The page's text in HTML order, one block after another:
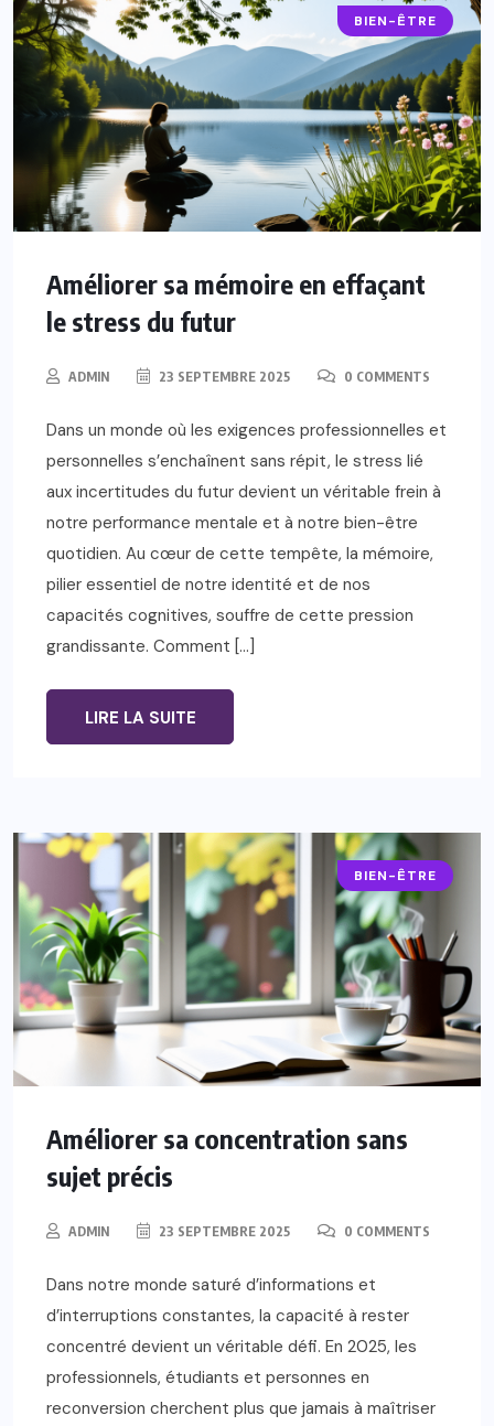
BIEN-ÊTRE
Améliorer sa mémoire en effaçant
le stress du futur
ADMIN 23 SEPTEMBRE 2025 0 COMMENTS
Dans un monde où les exigences professionnelles et
personnelles s’enchaînent sans répit, le stress lié
aux incertitudes du futur devient un véritable frein à
notre performance mentale et à notre bien-être
quotidien. Au cœur de cette tempête, la mémoire,
pilier essentiel de notre identité et de nos
capacités cognitives, souffre de cette pression
grandissante. Comment […]
LIRE LA SUITE
BIEN-ÊTRE
Améliorer sa concentration sans
sujet précis
ADMIN 23 SEPTEMBRE 2025 0 COMMENTS
Dans notre monde saturé d’informations et
d’interruptions constantes, la capacité à rester
concentré devient un véritable défi. En 2025, les
professionnels, étudiants et personnes en
reconversion cherchent plus que jamais à maîtriser